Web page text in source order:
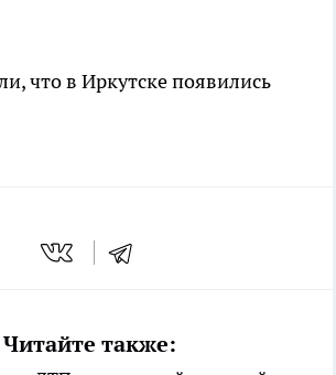
что в Иркутске появились
Читайте также: